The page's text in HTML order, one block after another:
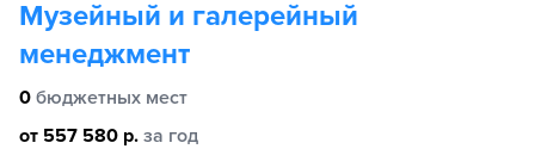
Музейный и галерейный
менеджмент
0 бюджетных мест
от 557 580 р. за год